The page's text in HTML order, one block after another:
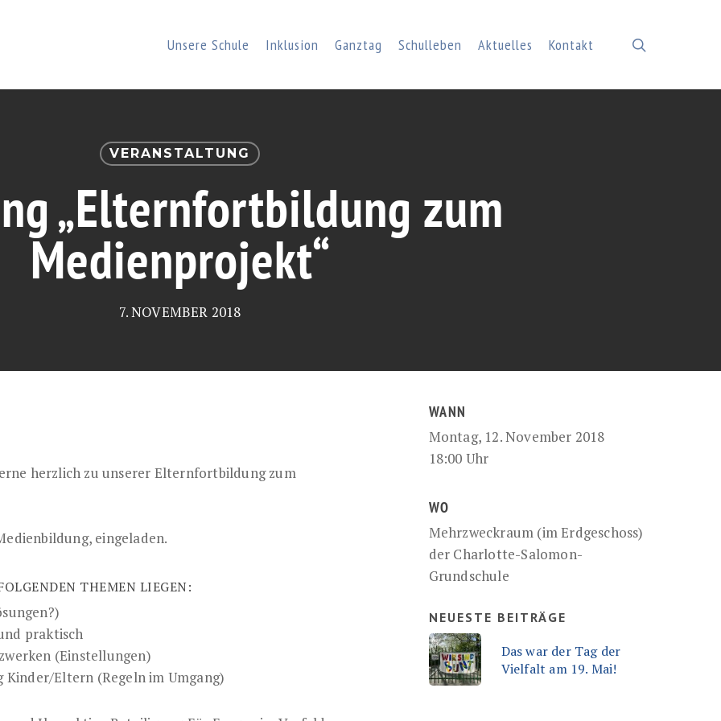
Unsere Schule Inklusion Ganztag Schulleben Aktuelles Kontakt
VERANSTALTUNG
„Elternfortbildung zum
Medienprojekt“
7. NOVEMBER 2018
herzlich zu unserer Elternfortbildung zum
eingeladen.
THEMEN LIEGEN:
praktisch
(Einstellungen)
Eltern (Regeln im Umgang)
WANN
Montag, 12. November 2018
18:00 Uhr
WO
Mehrzweckraum (im Erdgeschoss)
der Charlotte-Salomon-
Grundschule
NEUESTE BEITRÄGE
Das war der Tag der
Vielfalt am 19. Mai!